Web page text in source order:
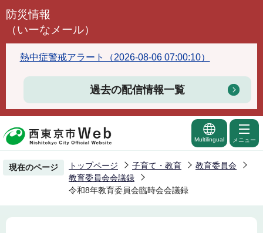
こ
頭
で
防災情報
（いーなメール）
熱中症警戒アラート（2026-08-06 07:00:10）
過去の配信情報一覧
Multilingual メニュー
現在のページ トップページ 子育て・教育
教育委員会
教育委員会会議録
令和8年教育委員会臨時会会議録